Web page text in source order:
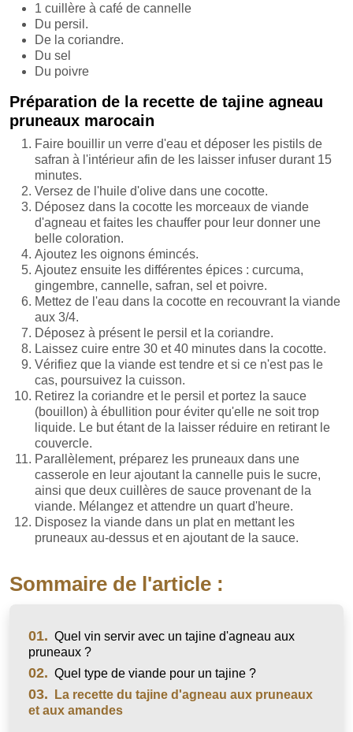
1 cuillère à café de cannelle
Du persil.
De la coriandre.
Du sel
Du poivre
Préparation de la recette de tajine agneau
pruneaux marocain
Faire bouillir un verre d'eau et déposer les pistils de
safran à l'intérieur afin de les laisser infuser durant 15
minutes.
Versez de l'huile d'olive dans une cocotte.
Déposez dans la cocotte les morceaux de viande
d'agneau et faites les chauffer pour leur donner une
belle coloration.
Ajoutez les oignons émincés.
Ajoutez ensuite les différentes épices : curcuma,
gingembre, cannelle, safran, sel et poivre.
Mettez de l'eau dans la cocotte en recouvrant la viande
aux 3/4.
Déposez à présent le persil et la coriandre.
Laissez cuire entre 30 et 40 minutes dans la cocotte.
Vérifiez que la viande est tendre et si ce n'est pas le
cas, poursuivez la cuisson.
Retirez la coriandre et le persil et portez la sauce
(bouillon) à ébullition pour éviter qu'elle ne soit trop
liquide. Le but étant de la laisser réduire en retirant le
couvercle.
Parallèlement, préparez les pruneaux dans une
casserole en leur ajoutant la cannelle puis le sucre,
ainsi que deux cuillères de sauce provenant de la
viande. Mélangez et attendre un quart d'heure.
Disposez la viande dans un plat en mettant les
pruneaux au-dessus et en ajoutant de la sauce.
Sommaire de l'article :
01. Quel vin servir avec un tajine d'agneau aux
pruneaux ?
02. Quel type de viande pour un tajine ?
03.
La recette du tajine d'agneau aux pruneaux
et aux amandes